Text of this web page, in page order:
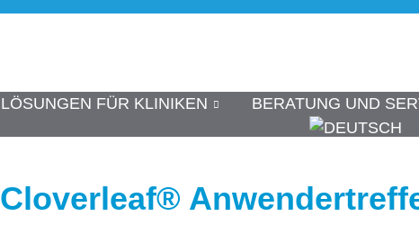
LÖSUNGEN FÜR KLINIKEN BERATUNG UND
Cloverleaf®